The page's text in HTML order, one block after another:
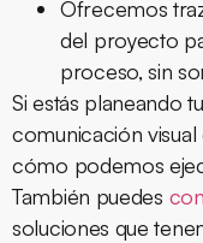
Ofrecemos
del proyecto
proceso, sin
Si estás planeando
comunicación visual
cómo podemos
También puedes
soluciones que